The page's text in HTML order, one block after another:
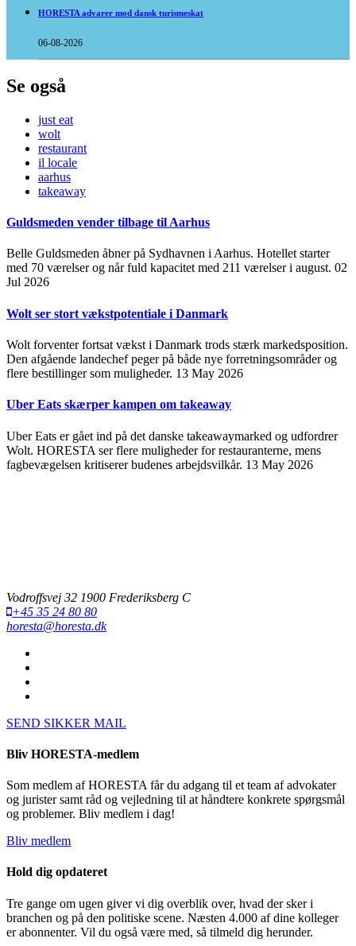
HORESTA advarer mod dansk turismeskat
06-08-2026
Se også
just eat
wolt
restaurant
il locale
aarhus
takeaway
Guldsmeden vender tilbage til Aarhus
Belle Guldsmeden åbner på Sydhavnen i Aarhus. Hotellet starter
med 70 værelser og når fuld kapacitet med 211 værelser i august. 02
Jul 2026
Wolt ser stort vækstpotentiale i Danmark
Wolt forventer fortsat vækst i Danmark trods stærk markedsposition.
Den afgående landechef peger på både nye forretningsområder og
flere bestillinger som muligheder. 13 May 2026
Uber Eats skærper kampen om takeaway
Uber Eats er gået ind på det danske takeawaymarked og udfordrer
Wolt. HORESTA ser flere muligheder for restauranterne, mens
fagbevægelsen kritiserer budenes arbejdsvilkår. 13 May 2026
Vodroffsvej 32 1900 Frederiksberg C
+45 35 24 80 80
horesta@horesta.dk
SEND SIKKER MAIL
Bliv HORESTA-medlem
Som medlem af HORESTA får du adgang til et team af advokater
og jurister samt råd og vejledning til at håndtere konkrete spørgsmål
og problemer. Bliv medlem i dag!
Bliv medlem
Hold dig opdateret
Tre gange om ugen giver vi dig overblik over, hvad der sker i
branchen og på den politiske scene. Næsten 4.000 af dine kolleger
er abonnenter. Vil du også være med, så tilmeld dig herunder.